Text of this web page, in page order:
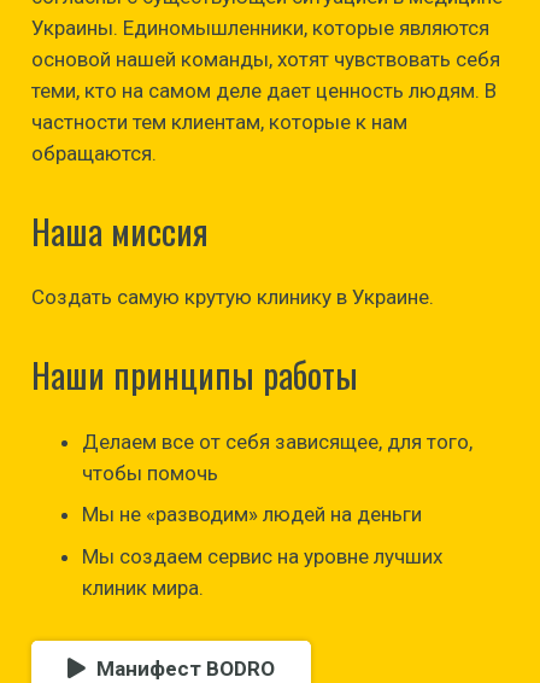
Украины. Единомышленники, которые являются
основой нашей команды, хотят чувствовать себя
теми, кто на самом деле дает ценность людям. В
частности тем клиентам, которые к нам
обращаются.
Наша миссия
Создать самую крутую клинику в Украине.
Наши принципы работы
Делаем все от себя зависящее, для того,
чтобы помочь
Мы не «разводим» людей на деньги
Мы создаем сервис на уровне лучших
клиник мира.
Манифест BODRO